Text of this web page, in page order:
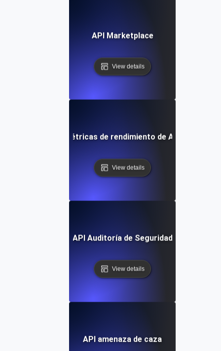
API Marketplace
View details
Métricas de rendimiento de API
View details
API Auditoría de Seguridad
View details
API amenaza de caza